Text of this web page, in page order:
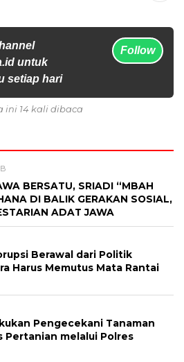
untuk
setiap hari
Follow
ini 14 kali dibaca
BERSATU, SRIADI “MBAH
DI BALIK GERAKAN SOSIAL,
ADAT JAWA
Berawal dari Politik
Harus Memutus Mata Rantai
Pengecekani Tanaman
Pertanian melalui Polres